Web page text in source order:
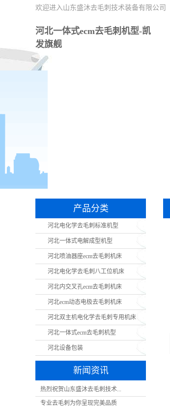
欢迎进入山东盛沐去毛刺技术装备有限公司
河北一体式ecm去毛刺机型-凯
发旗舰
产品分类
河北电化学去毛刺标准机型
河北一体式电解成型机型
河北喷油器座ecm去毛刺机床
河北电化学去毛刺八工位机床
河北内交叉孔ecm去毛刺机床
河北ecm动态电极去毛刺机床
河北双主机电化学去毛刺专用机床
河北一体式ecm去毛刺机型
河北设备包装
新闻资讯
热烈祝贺山东盛沐去毛刺技术...
专业去毛刺为你呈现完美品质